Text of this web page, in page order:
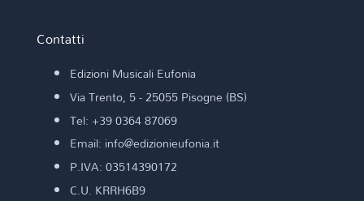
Contatti
Edizioni Musicali Eufonia
Via Trento, 5 - 25055 Pisogne (BS)
Tel: +39 0364 87069
Email: info@edizionieufonia.it
P.IVA: 03514390172
C.U. KRRH6B9